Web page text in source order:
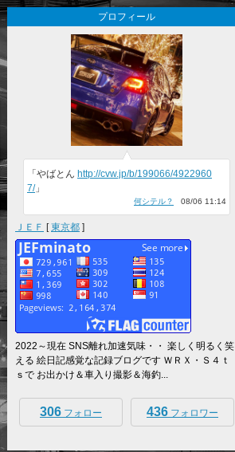
プロフィール
「やばとん http://cvw.jp/b/199066/4922960
7/」
何シテル？ 08/06 11:14
ＪＥＦ [東京都 ]
2022～現在 SNS離れ加速気味・・ 楽しく明るく笑
える 絵日記感覚な記録ブログです ＷＲＸ・Ｓ４ｔ
ｓで お出かけ＆車入り撮影＆海釣...
306 フォロー 436 フォロワー